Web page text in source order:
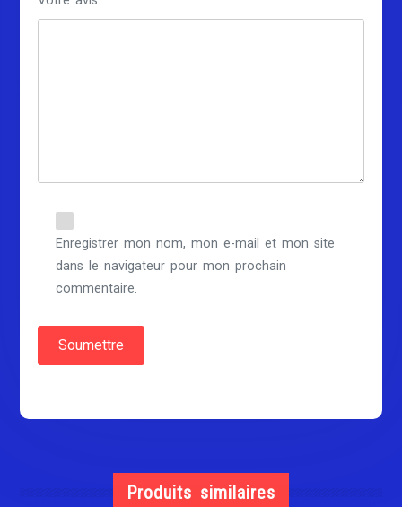
Enregistrer mon nom, mon e-mail et mon site
dans le navigateur pour mon prochain
commentaire.
Produits similaires